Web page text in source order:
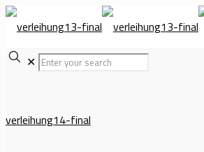
✕
verleihung14-final